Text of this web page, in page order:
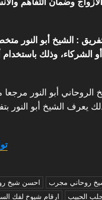
: الشيخ أبو النور
أو الشركاء، وذلك
الروحاني أبو النور
يعرف الشيخ أبو النور
روحاني مجرب احسن شيخ
الحبيب
ارقام شيوخ لفك